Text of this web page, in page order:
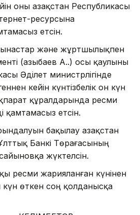
оны Қазақстан Республикасы
ресурсына
етсін.
және жұртшылықпен
(Қазыбаев А.Қ.) осы қаулыны
Әділет министрлігінде
кейін күнтізбелік он күн
құралдарында ресми
қамтамасыз етсін.
бақылау Қазақстан
Банкі Төрағасының
жүктелсін.
ресми жарияланған күнінен
күн өткен соң қолданысқа